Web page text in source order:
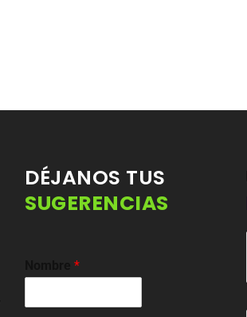
DÉJANOS TUS
SUGERENCIAS
Nombre*